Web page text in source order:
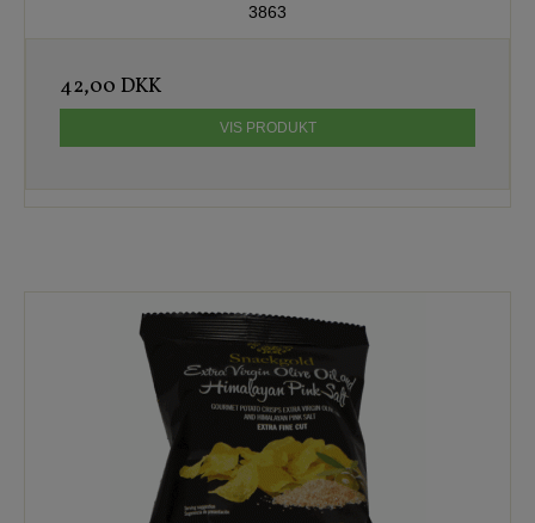
3863
42,00 DKK
VIS PRODUKT